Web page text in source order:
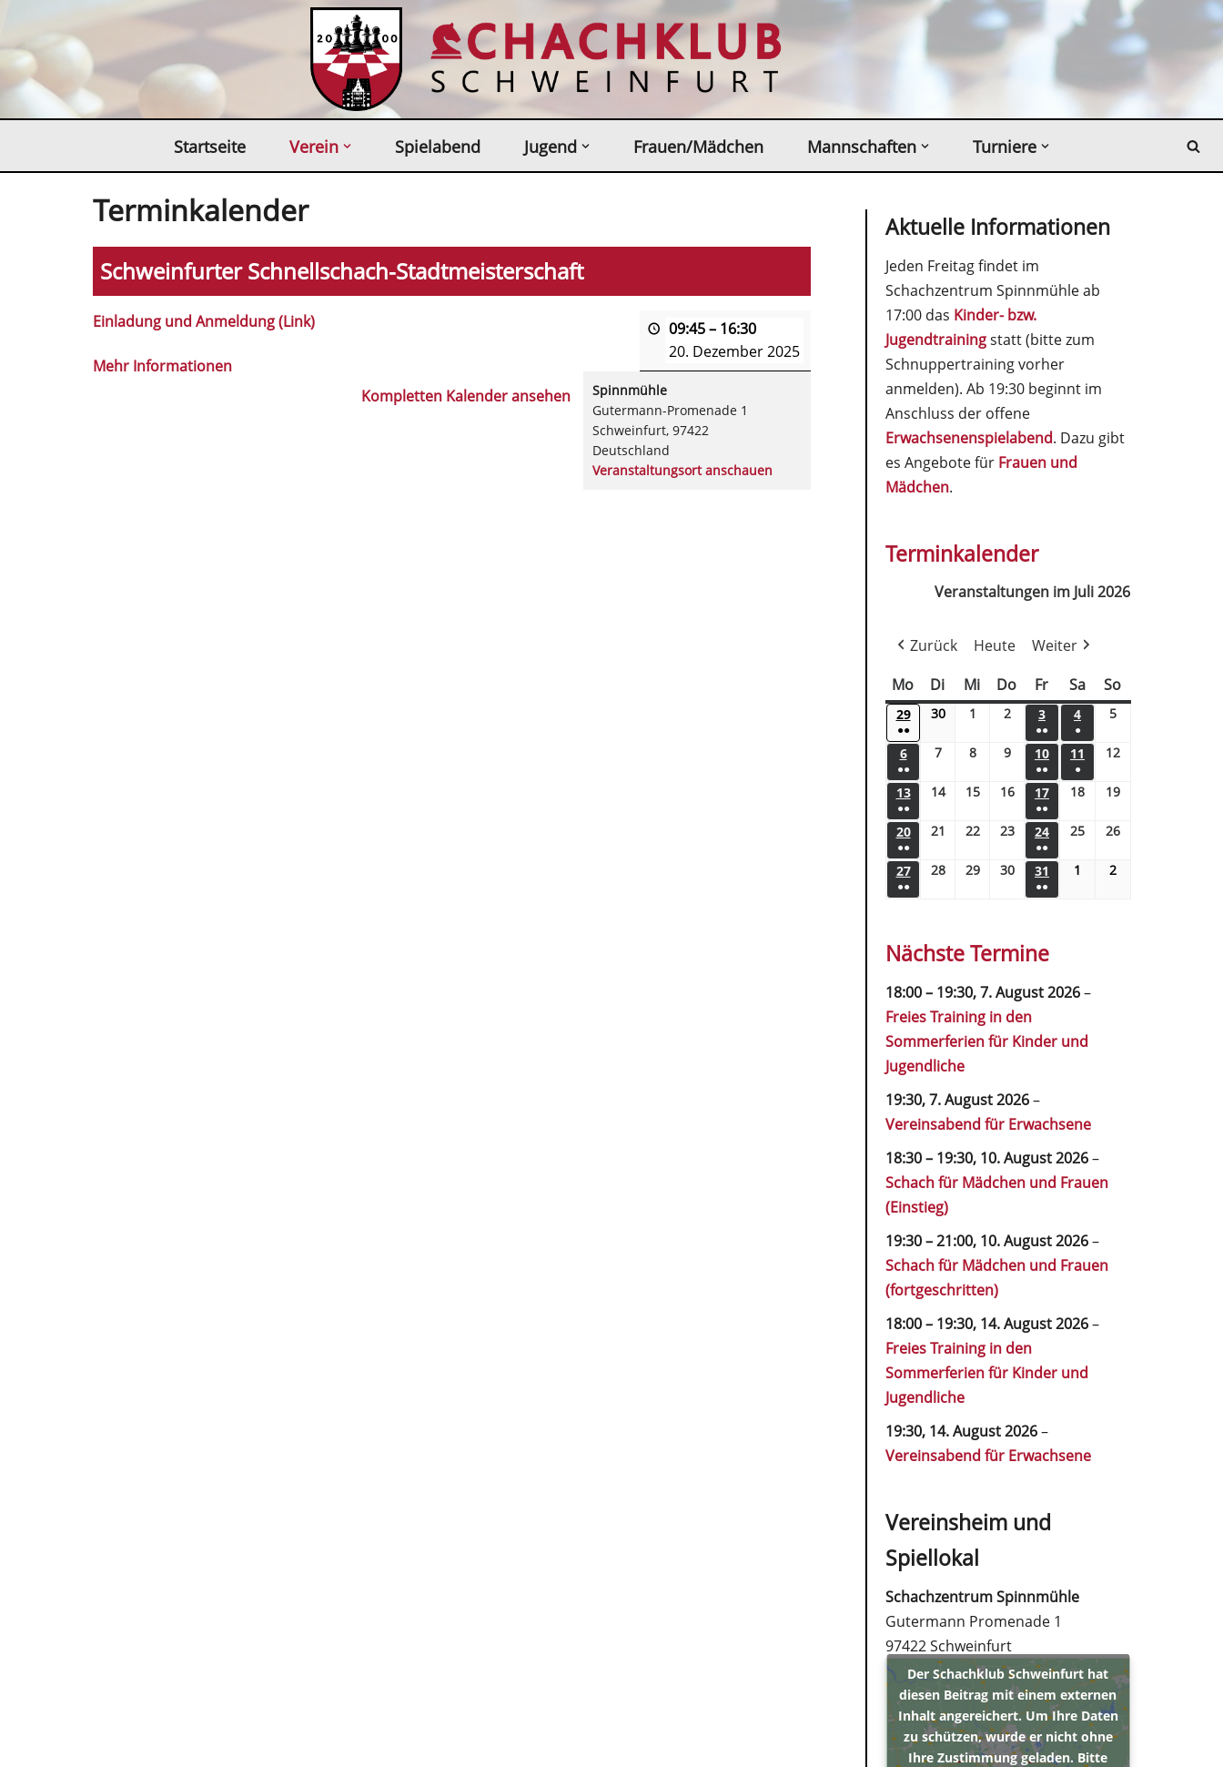
Zum
Inhalt
springen
Startseite Verein Spielabend Jugend Frauen/Mädchen Mannschaften Turniere
Terminkalender
Schweinfurter Schnellschach-Stadtmeisterschaft
09:45– 16:30
20. Dezember 2025
Einladung und Anmeldung (Link)
Spinnmühle
Gutermann-Promenade 1
Schweinfurt, 97422
Deutschland
Veranstaltungsort anschauen
Mehr Informationen
Kompletten Kalender ansehen
Aktuelle Informationen
Jeden Freitag findet im
Schachzentrum Spinnmühle ab
17:00 das Kinder- bzw.
Jugendtrainingstatt (bitte zum
Schnuppertraining vorher
anmelden). Ab 19:30 beginnt im
Anschluss der offene
Erwachsenenspielabend. Dazu gibt
es Angebote für Frauen und
Mädchen.
Terminkalender
Veranstaltungen im Juli 2026
Zurück Heute
Weiter
Mo
Di Mi Do Fr Sa So
29
●●
30 1 2 3
●●
4
●
5
6
●●
7 8 9 10
●●
11
●
12
13
●●
14 15 16 17
●●
18 19
20
●●
21 22 23 24
●●
25 26
27
●●
28 29 30 31
●●
1 2
Nächste Termine
18:00– 19:30,7. August 2026–
Freies Training in den
Sommerferien für Kinder und
Jugendliche
19:30,7. August 2026–
Vereinsabend für Erwachsene
18:30– 19:30, 10. August 2026–
Schach für Mädchen und Frauen
(Einstieg)
19:30–21:00, 10. August 2026–
Schach für Mädchen und Frauen
(fortgeschritten)
18:00– 19:30, 14. August 2026–
Freies Training in den
Sommerferien für Kinder und
Jugendliche
19:30, 14. August 2026–
Vereinsabend für Erwachsene
Vereinsheim und
Spiellokal
Schachzentrum Spinnmühle
Gutermann Promenade 1
97422 Schweinfurt
Der Schachklub Schweinfurt hat
diesen Beitrag mit einem externen
Inhalt angereichert. Um Ihre Daten
zu schützen, wurde er nicht ohne
Ihre Zustimmung geladen. Bitte